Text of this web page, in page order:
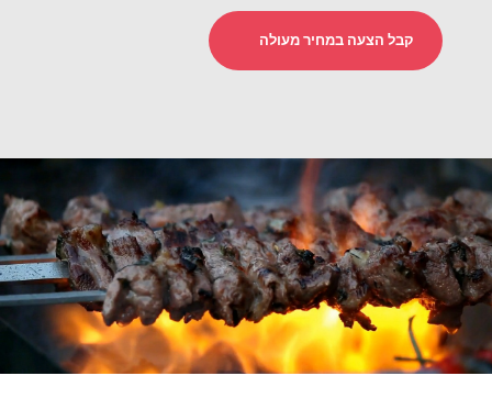
קבל הצעה במחיר מעולה